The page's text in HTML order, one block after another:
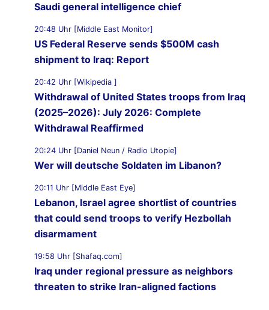
Saudi general intelligence chief
20:48 Uhr [Middle East Monitor]
US Federal Reserve sends $500M cash
shipment to Iraq: Report
20:42 Uhr [Wikipedia ]
Withdrawal of United States troops from Iraq
(2025–2026): July 2026: Complete
Withdrawal Reaffirmed
20:24 Uhr [Daniel Neun / Radio Utopie]
Wer will deutsche Soldaten im Libanon?
20:11 Uhr [Middle East Eye]
Lebanon, Israel agree shortlist of countries
that could send troops to verify Hezbollah
disarmament
19:58 Uhr [Shafaq.com]
Iraq under regional pressure as neighbors
threaten to strike Iran-aligned factions